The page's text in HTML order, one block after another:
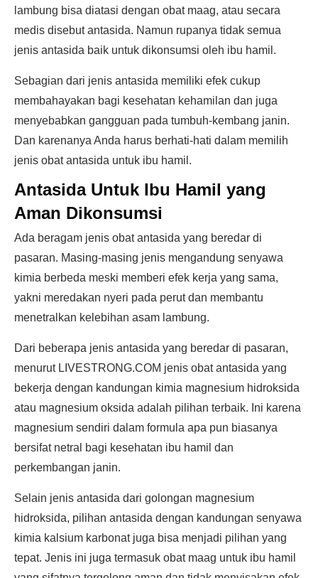
lambung bisa diatasi dengan obat maag, atau secara
medis disebut antasida. Namun rupanya tidak semua
jenis antasida baik untuk dikonsumsi oleh ibu hamil.
Sebagian dari jenis antasida memiliki efek cukup
membahayakan bagi kesehatan kehamilan dan juga
menyebabkan gangguan pada tumbuh-kembang janin.
Dan karenanya Anda harus berhati-hati dalam memilih
jenis obat antasida untuk ibu hamil.
Antasida Untuk Ibu Hamil yang
Aman Dikonsumsi
Ada beragam jenis obat antasida yang beredar di
pasaran. Masing-masing jenis mengandung senyawa
kimia berbeda meski memberi efek kerja yang sama,
yakni meredakan nyeri pada perut dan membantu
menetralkan kelebihan asam lambung.
Dari beberapa jenis antasida yang beredar di pasaran,
menurut LIVESTRONG.COM jenis obat antasida yang
bekerja dengan kandungan kimia magnesium hidroksida
atau magnesium oksida adalah pilihan terbaik. Ini karena
magnesium sendiri dalam formula apa pun biasanya
bersifat netral bagi kesehatan ibu hamil dan
perkembangan janin.
Selain jenis antasida dari golongan magnesium
hidroksida, pilihan antasida dengan kandungan senyawa
kimia kalsium karbonat juga bisa menjadi pilihan yang
tepat. Jenis ini juga termasuk obat maag untuk ibu hamil